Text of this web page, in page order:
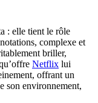
: elle tient le rôle
complexe et
briller,
Netflix lui
offrant un
son environnement,